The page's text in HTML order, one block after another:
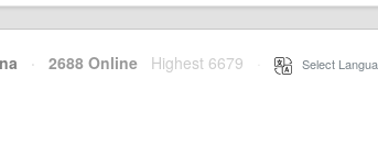
· 2688 Online Highest 6679 Select